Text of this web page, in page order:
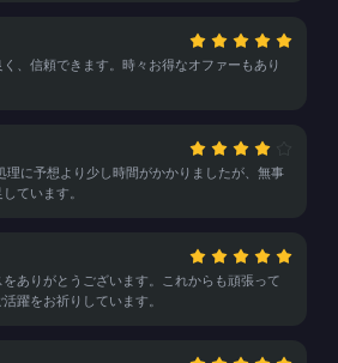
、信頼できます。時々お得なオファーもあり
に予想より少し時間がかかりましたが、無事
ています。
ありがとうございます。これからも頑張って
躍をお祈りしています。